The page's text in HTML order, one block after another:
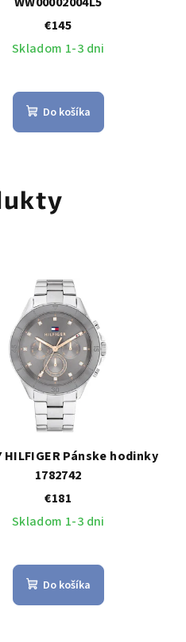
€145
Skladom 1-3 dni
Do košíka
HILFIGER Pánske hodinky
1782742
€181
Skladom 1-3 dni
Do košíka